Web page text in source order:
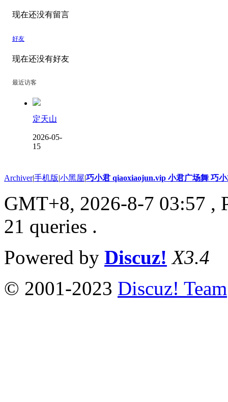
现在还没有留言
好友
现在还没有好友
最近访客
定天山
2026-05-
15
Archiver|手机版|小黑屋|巧小君 qiaoxiaojun.vip 小君广场舞 巧
GMT+8, 2026-8-7 03:57 ,
21 queries .
Powered by Discuz! X3.4
© 2001-2023 Discuz! Team